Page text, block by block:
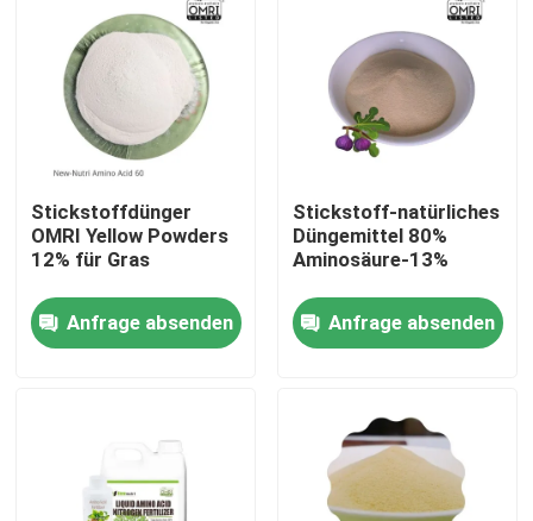
Fabrik-Ausflug
Qualitätskontrolle
Treten Sie mit uns in Verbindung
Aminosäure-organisches Düngemittel
Stickstoff-organisches Düngemittel
Stickstoffdünger
OMRI Yellow Powders
12% für Gras
Anfrage absenden
Stickstoff-natürliches
Düngemittel 80%
Aminosäure-13%
Anfrage absenden